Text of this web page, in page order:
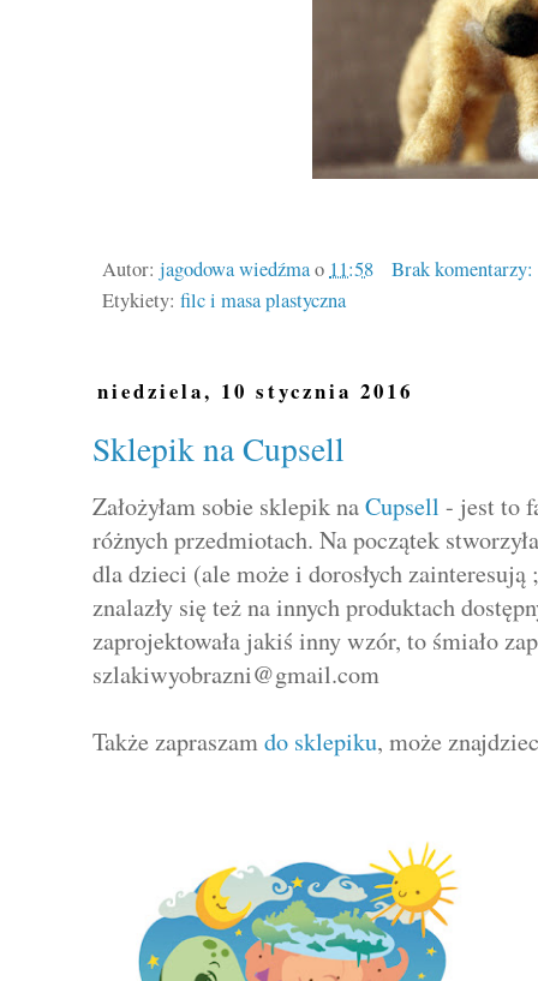
Autor: jagodowa wiedźmao 11:58
Brak komentarzy:
Etykiety: filc i masa plastyczna
niedziela, 10 stycznia 2016
Sklepik na Cupsell
Założyłam sobie sklepik naCupsell - jest to
różnych przedmiotach. Na początek
dla dzieci (ale może i dorosłych
znalazły się też na innych produktach
zaprojektowała jakiś inny wzór, to śmiało
szlakiwyobrazni@gmail.com
Także zapraszamdo sklepiku, może